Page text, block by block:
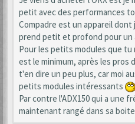
petit avec des performances
Compadre est un appareil
prend petit et profond pour un
Pour les petits modules que tu
est le minimum, après les
t'en dire un peu plus, car moi
petits modules intéressants
Par contre l'ADX150 qui a une
maintenant rangé dans sa